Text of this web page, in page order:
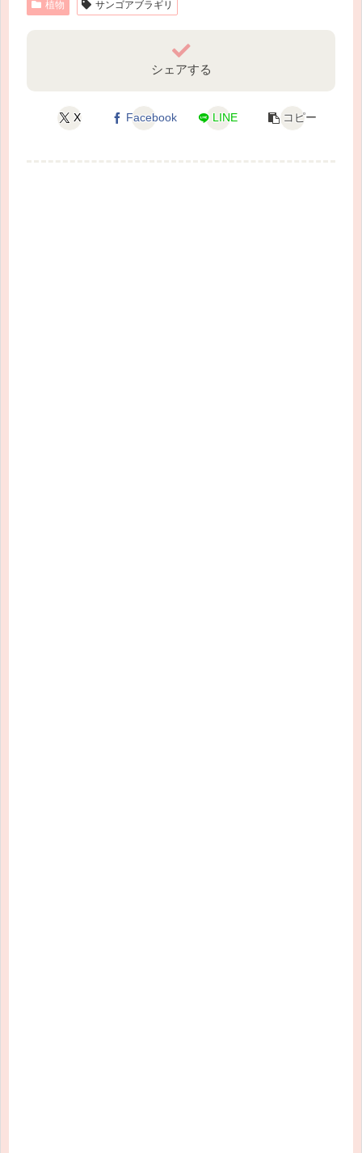
植物 サンゴアブラギリ
シェアする
X Facebook LINE コピー